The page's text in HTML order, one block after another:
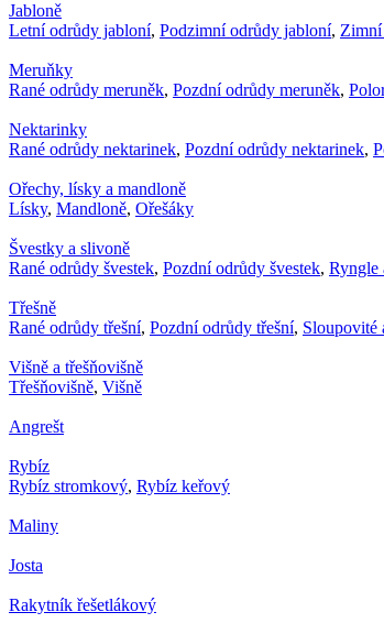
Jabloně
Letní odrůdy jabloní, Podzimní odrůdy jabloní,
Meruňky
Rané odrůdy meruněk, Pozdní odrůdy meruněk,
Nektarinky
Rané odrůdy nektarinek, Pozdní odrůdy nektarinek,
Ořechy, lísky a mandloně
Lísky, Mandloně, Ořešáky
Švestky a slivoně
Rané odrůdy švestek, Pozdní odrůdy švestek, Ryngle
Třešně
Rané odrůdy třešní, Pozdní odrůdy třešní, Sloupovité
Višně a třešňovišně
Třešňovišně, Višně
Angrešt
Rybíz
Rybíz stromkový, Rybíz keřový
Maliny
Josta
Rakytník řešetlákový